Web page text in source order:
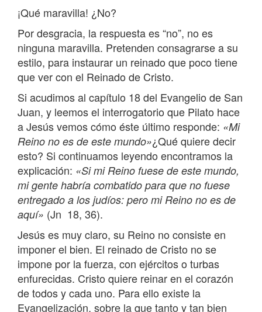
¡Qué maravilla! ¿No?
Por desgracia, la respuesta es “no”, no es
ninguna maravilla. Pretenden consagrarse a su
estilo, para instaurar un reinado que poco tiene
que ver con el Reinado de Cristo.
Si acudimos al capítulo 18 del Evangelio de San
Juan, y leemos el interrogatorio que Pilato hace
a Jesús vemos cómo éste último responde: «Mi
Reino no es de este mundo»¿Qué quiere decir
esto? Si continuamos leyendo encontramos la
explicación: «Si mi Reino fuese de este mundo,
mi gente habría combatido para que no fuese
entregado a los judíos: pero mi Reino no es de
aquí» (Jn 18, 36).
Jesús es muy claro, su Reino no consiste en
imponer el bien. El reinado de Cristo no se
impone por la fuerza, con ejércitos o turbas
enfurecidas. Cristo quiere reinar en el corazón
de todos y cada uno. Para ello existe la
Evangelización, sobre la que tanto y tan bien